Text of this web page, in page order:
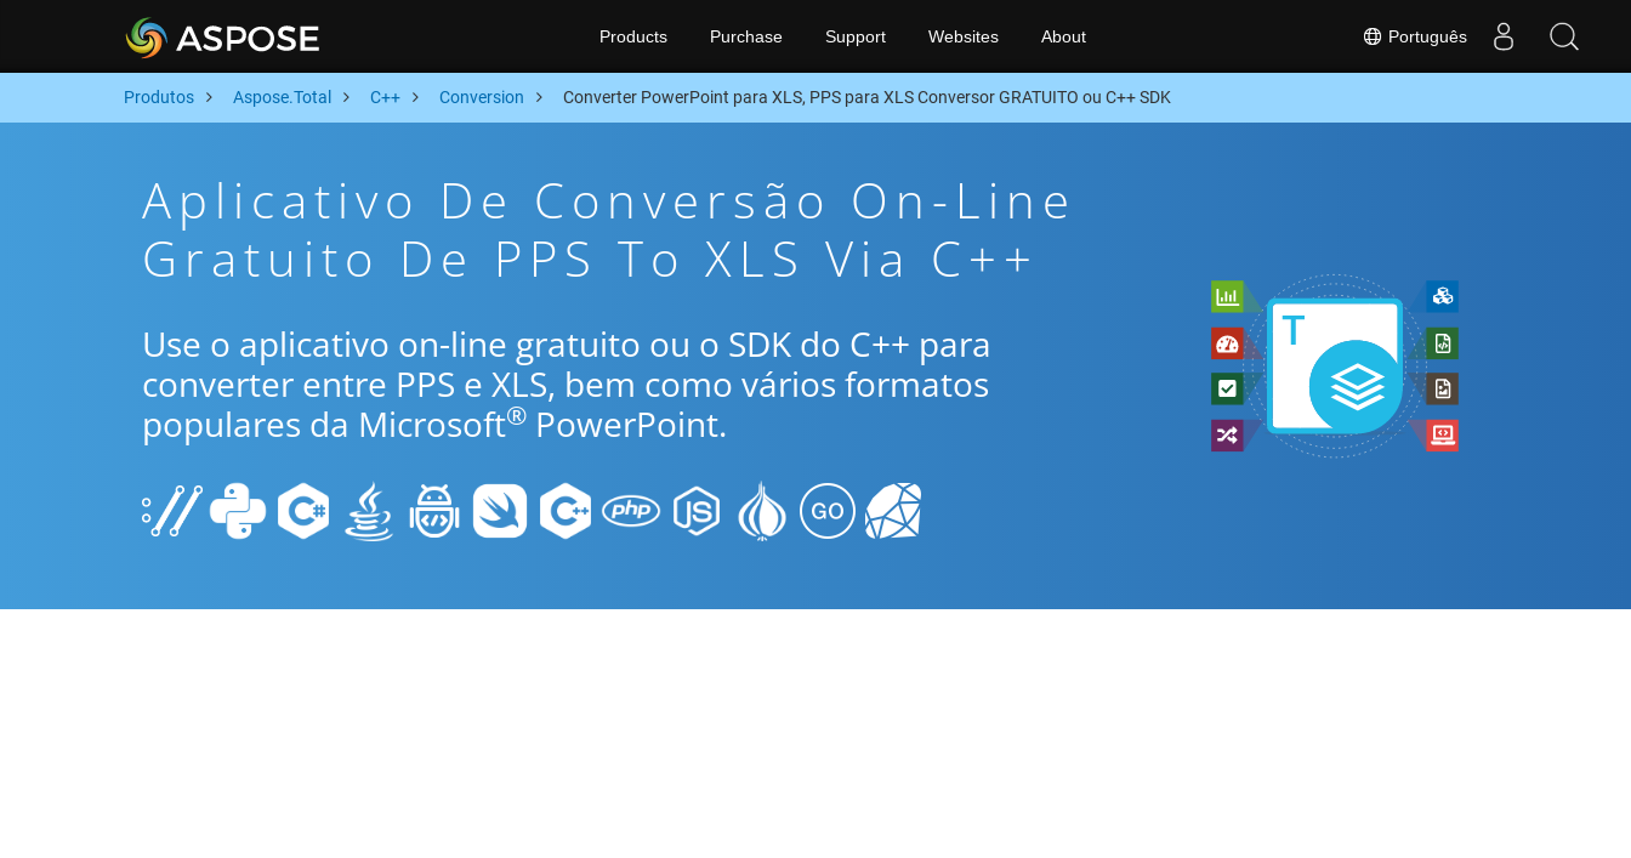
Português
Products Purchase Support Websites About
Produtos Aspose.Total C++ Conversion Converter PowerPoint para XLS, PPS para XLS Conversor GRATUITO ou C++ SDK
Aplicativo De Conversão On-Line
Gratuito De PPS To XLS Via C++
Use o aplicativo on-line gratuito ou o SDK do C++ para
converter entre PPS e XLS, bem como vários formatos
populares da Microsoft® PowerPoint.